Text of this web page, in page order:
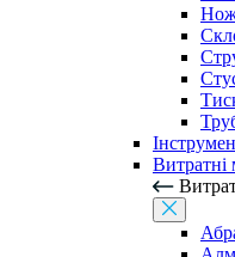
Витратні